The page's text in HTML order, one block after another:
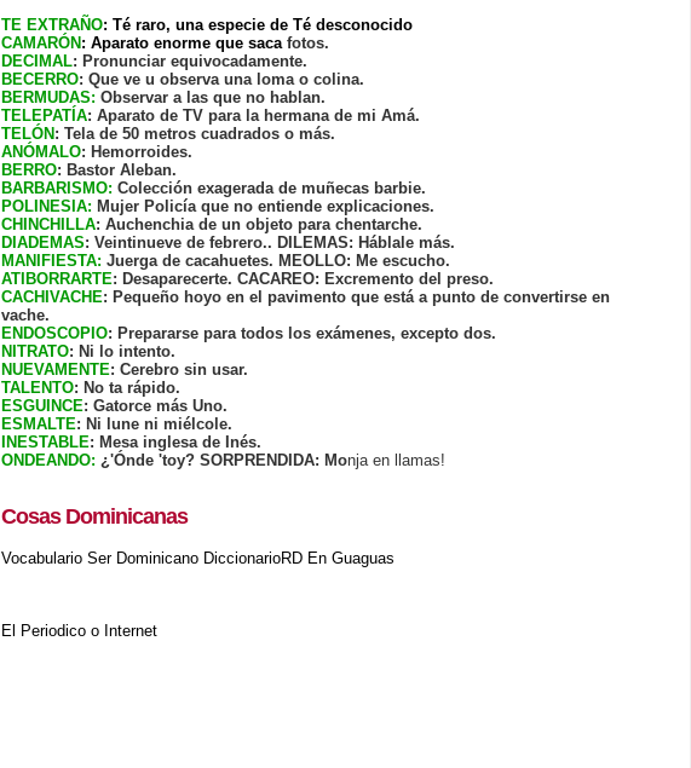
TE EXTRAÑO: Té raro, una especie de Té desconocido
CAMARÓN : Aparato enorme que sacafotos.
DECIMAL: Pronunciar equivocadamente.
BECERRO: Que ve u observa una loma o colina.
BERMUDAS: Observar a las que no hablan.
TELEPATÍA: Aparato de TV para la hermana de mi Amá.
TELÓN : Tela de 50 metros cuadrados o más.
ANÓMALO: Hemorroides.
BERRO: Bastor Aleban.
BARBARISMO: Colección exagerada de muñecas barbie.
POLINESIA: Mujer Policía que no entiende explicaciones.
CHINCHILLA: Auchenchia de un objeto para chentarche.
DIADEMAS: Veintinueve de febrero.. DILEMAS: Háblale más.
MANIFIESTA: Juerga de cacahuetes. MEOLLO: Me escucho.
ATIBORRARTE: Desaparecerte. CACAREO: Excremento del preso.
CACHIVACHE: Pequeño hoyo en el pavimento que está a punto de convertirse en
vache.
ENDOSCOPIO: Prepararse para todos los exámenes, excepto dos.
NITRATO: Ni lo intento.
NUEVAMENTE: Cerebro sin usar.
TALENTO: No ta rápido.
ESGUINCE: Gatorce más Uno.
ESMALTE: Ni lune ni miélcole.
INESTABLE: Mesa inglesa de Inés.
ONDEANDO: ¿'Ónde 'toy? SORPRENDIDA: Monja en llamas!
Cosas Dominicanas
Vocabulario Ser Dominicano DiccionarioRD En Guaguas
El Periodico o Internet